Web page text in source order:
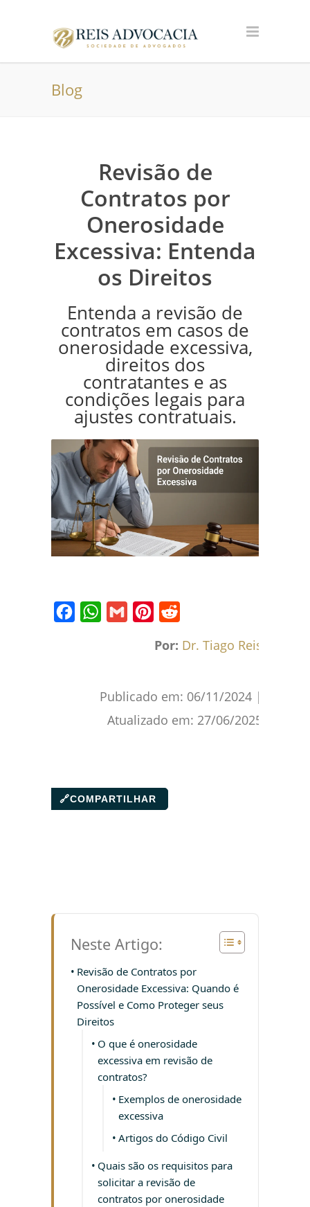
Blog
Revisão de
Contratos por
Onerosidade
Excessiva: Entenda
os Direitos
Entenda a revisão de
contratos em casos de
onerosidade excessiva,
direitos dos
contratantes e as
condições legais para
ajustes contratuais.
Por: Dr. Tiago Reis
Publicado em: 06/11/2024 |
Atualizado em: 27/06/2025
🔗COMPARTILHAR
Neste Artigo:
Revisão de Contratos por
Onerosidade Excessiva: Quando é
Possível e Como Proteger seus
Direitos
O que é onerosidade
excessiva em revisão de
contratos?
Exemplos de onerosidade
excessiva
Artigos do Código Civil
Quais são os requisitos para
solicitar a revisão de
contratos por onerosidade